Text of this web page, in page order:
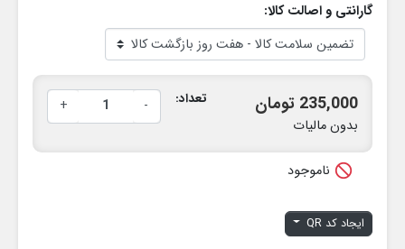
گارانتی و اصالت کالا:
235,000 تومان
بدون مالیات
تعداد: -
+
 ناموجود
ایجاد کد QR